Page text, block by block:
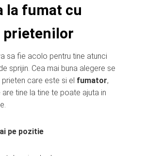
la fumat cu
sa fie acolo pentru tine atunci
sprijin. Cea mai buna alegere se
care este si el fumator,
tine la tine te poate ajuta in
pe pozitie